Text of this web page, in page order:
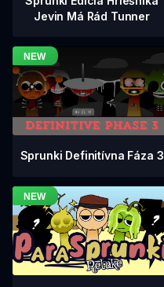
Jevin Má Rád Tunner
Sprunki Definitívna Fáza 3